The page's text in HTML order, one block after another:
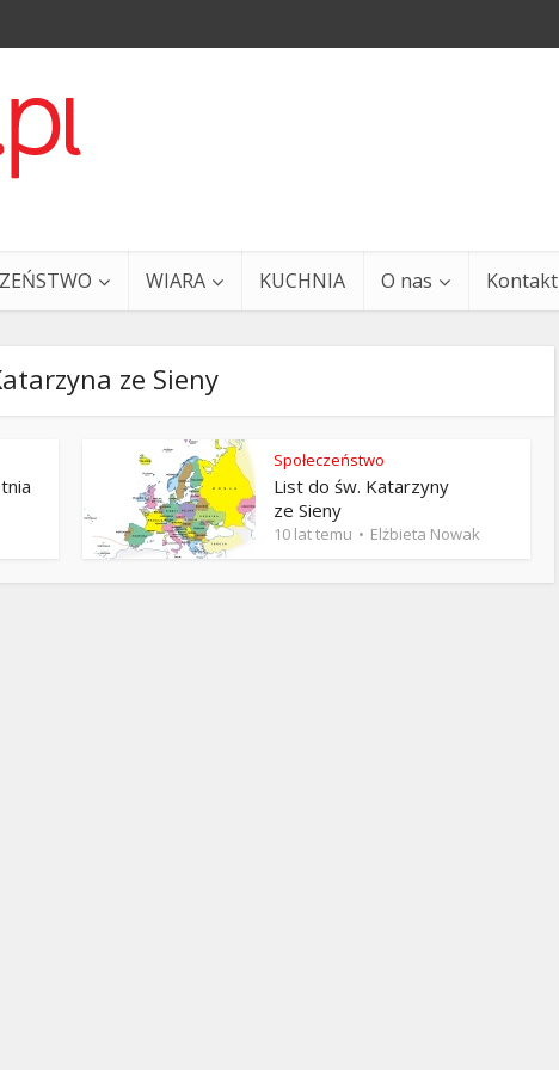
WIARA KUCHNIA O nas Kontakt
ze Sieny
Społeczeństwo
List do św. Katarzyny
ze Sieny
10 lat temu Elżbieta Nowak
i Ty – 29 grudnia
Radziszewski
Ewangelia i Ty – 27 grudnia